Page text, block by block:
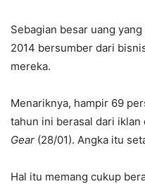
Sebagian besar uang
2014 bersumber dari
mereka.
Menariknya, hampir 69
tahun ini berasal dari
Gear (28/01). Angka itu
Hal itu memang cukup